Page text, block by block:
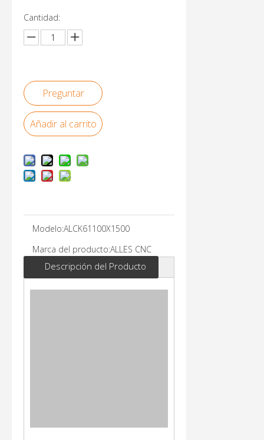
Cantidad:
Preguntar
Añadir al carrito
Modelo:ALCK61100X1500
Marca del producto:ALLES CNC
Descripción del Producto